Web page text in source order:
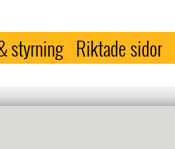
styrning Riktade sidor